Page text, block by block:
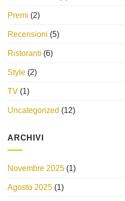
Premi (2)
Recensioni (5)
Ristoranti (6)
Style (2)
TV (1)
Uncategorized (12)
ARCHIVI
Novembre 2025 (1)
Agosto 2025 (1)